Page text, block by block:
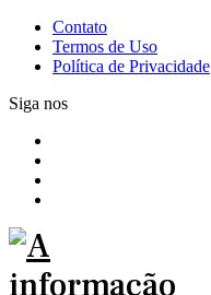
Contato
Termos de Uso
Política de Privacidade
Siga nos